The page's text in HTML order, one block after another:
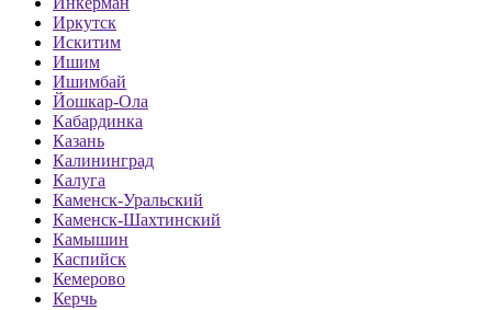
Иркутск
Искитим
Ишим
Ишимбай
Йошкар-Ола
Кабардинка
Казань
Калининград
Калуга
Каменск-Уральский
Каменск-Шахтинский
Камышин
Каспийск
Кемерово
Керчь